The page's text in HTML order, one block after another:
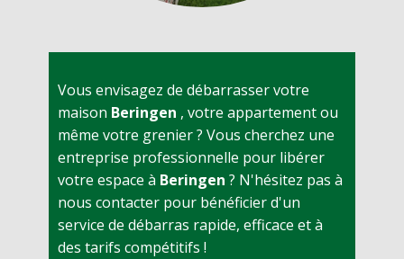
Vous envisagez de débarrasser votre
maison Beringen , votre appartement ou
même votre grenier ? Vous cherchez une
entreprise professionnelle pour libérer
votre espace à Beringen ? N'hésitez pas à
nous contacter pour bénéficier d'un
service de débarras rapide, efficace et à
des tarifs compétitifs !